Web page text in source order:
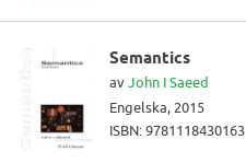
Semantics
avJohn I Saeed
Engelska, 2015
ISBN: 9781118430163